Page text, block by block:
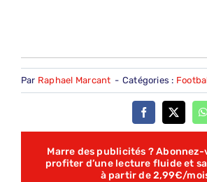
Par Raphael Marcant - Catégories :
Marre des publicités ?
profiter d’une lecture fluide et
à partir de 2,99€/